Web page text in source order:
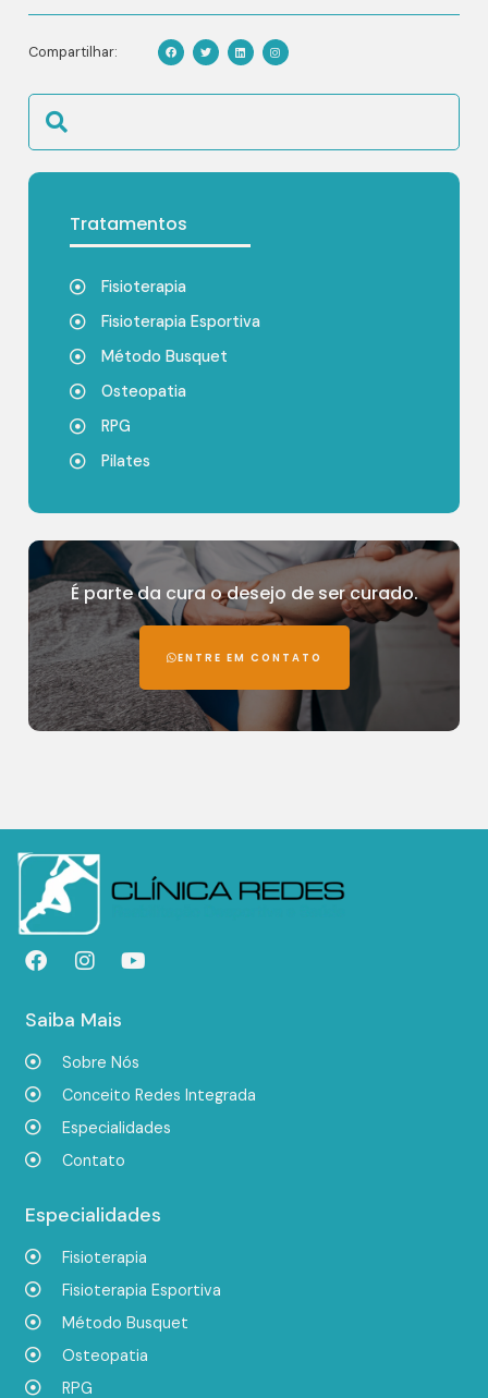
Compartilhar:
Tratamentos
Fisioterapia
Fisioterapia Esportiva
Método Busquet
Osteopatia
RPG
Pilates
É parte da cura o desejo de ser curado.
ENTRE EM CONTATO
Saiba Mais
Sobre Nós
Conceito Redes Integrada
Especialidades
Contato
Especialidades
Fisioterapia
Fisioterapia Esportiva
Método Busquet
Osteopatia
RPG